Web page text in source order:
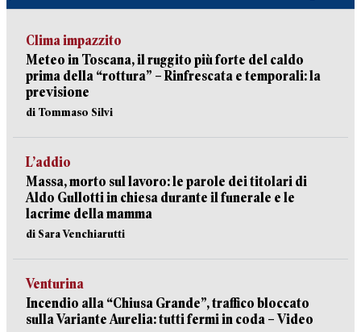
Clima impazzito
Meteo in Toscana, il ruggito più forte del caldo
prima della “rottura” – Rinfrescata e temporali: la
previsione
di Tommaso Silvi
L’addio
Massa, morto sul lavoro: le parole dei titolari di
Aldo Gullotti in chiesa durante il funerale e le
lacrime della mamma
di Sara Venchiarutti
Venturina
Incendio alla “Chiusa Grande”, traffico bloccato
sulla Variante Aurelia: tutti fermi in coda – Video